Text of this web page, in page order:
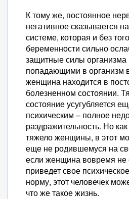
К тому же, постоянное
негативное сказывается
системе, которая и без
беременности сильно
защитные силы организма
попадающими в организм
женщина находится в
болезненном состоянии.
состояние усугубляется
психическим – полное
раздражительность. Но
тяжело женщины, в этот
еще не родившемуся на
если женщина вовремя не
приведет свое
норму, этот человечек
что же такое жизнь.